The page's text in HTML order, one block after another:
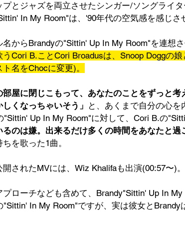
プとジャズを両立させたシンガー/ソングライ
In My Room"は、'90年代の空気感を感じさ
名からBrandyの"Sittin' Up In My Room"を連想さ
うCori B.ことCori Broadusは、Snoop Doggの
名をChocに変更)。
部屋に閉じこもって、あなたのことをずっと
くなっちゃいそう」 と、あくまで自分の心
"Sittin' Up In My Room"に対して、Cori B.の
るのは嫌。出来るだけ多くの時間をあなたと過
を歌った1曲。
開されたMVには、Wiz Khalifaも出演(00:57〜)。
プローチなども含めて、Brandy"Sittin' Up In
"Sittin' In My Room"ですが、実は彼女とBrandy